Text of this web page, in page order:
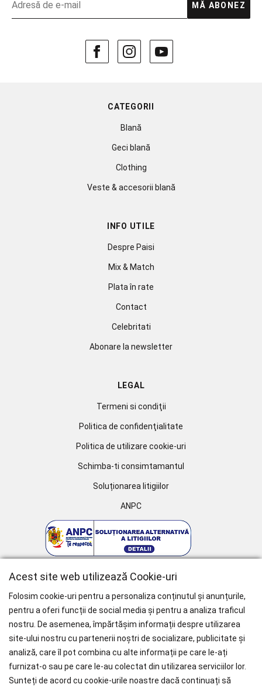
MĂ ABONEZ
CATEGORII
Blană
Geci blană
Clothing
Veste & accesorii blană
INFO UTILE
Despre Paisi
Mix & Match
Plata în rate
Contact
Celebritati
Abonare la newsletter
LEGAL
Termeni si condiţii
Politica de confidenţialitate
Politica de utilizare cookie-uri
Schimba-ti consimtamantul
Soluționarea litigiilor
ANPC
WHY CHOOSE PAÏSI
Branduri Internationale
Livrare Gratuită pentru Comenzile mai mari de 1000 RON.
Acest site web utilizează Cookie-uri
Folosim cookie-uri pentru a personaliza conținutul și anunțurile,
pentru a oferi funcții de social media și pentru a analiza traficul
nostru. De asemenea, împărtășim informații despre utilizarea
site-ului nostru cu partenerii noștri de socializare, publicitate și
analiză, care îl pot combina cu alte informații pe care le-ați
furnizat-o sau pe care le-au colectat din utilizarea serviciilor lor.
Sunteți de acord cu cookie-urile noastre dacă continuați să